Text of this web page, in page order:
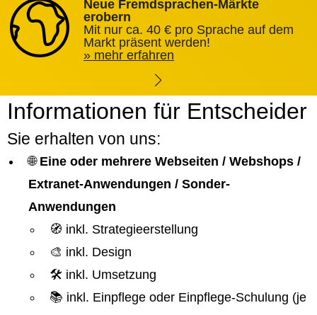
Neue Fremdsprachen-Märkte
erobern
Mit nur ca. 40 € pro Sprache auf dem
Markt präsent werden!
mehr erfahren
Informationen für Entscheider
Sie erhalten von uns:
🌐 Eine oder mehrere Webseiten / Webshops /
Extranet-Anwendungen / Sonder-
Anwendungen
🧭 inkl. Strategieerstellung
🎨 inkl. Design
🛠️ inkl. Umsetzung
📚 inkl. Einpflege oder Einpflege-Schulung (je